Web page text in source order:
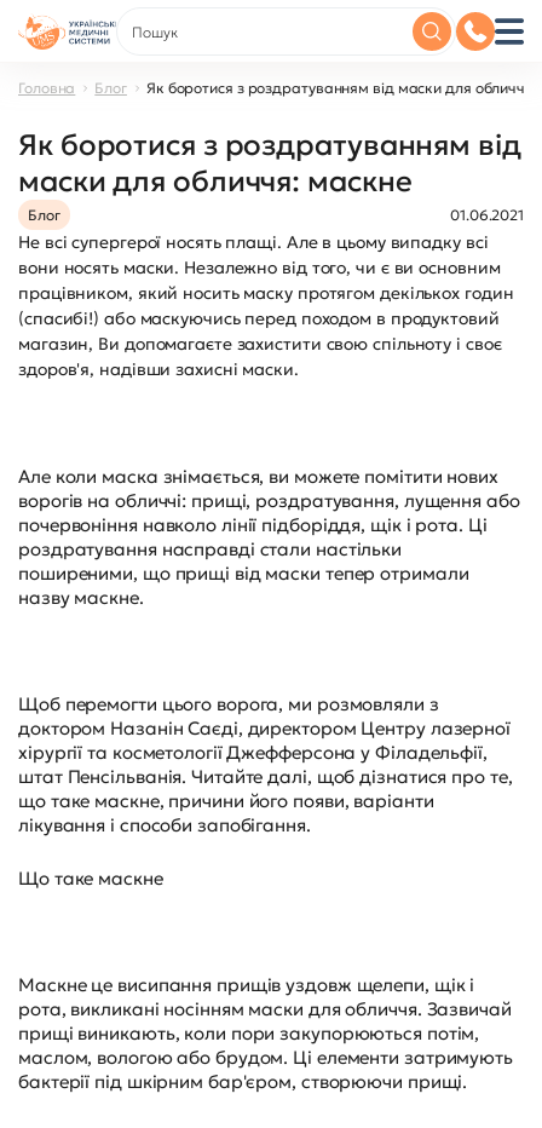
Головна Блог Як боротися з роздратуванням від маски для
Як боротися з роздратуванням від
маски для обличчя: маскне
Блог 01.06.2021
Не всі супергерої носять плащі. Але в цьому випадку всі
вони носять маски. Незалежно від того, чи є ви основним
працівником, який носить маску протягом декількох годин
(спасибі!) або маскуючись перед походом в продуктовий
магазин, Ви допомагаєте захистити свою спільноту і своє
здоров'я, надівши захисні маски.
Але коли маска знімається, ви можете помітити нових
ворогів на обличчі: прищі, роздратування, лущення або
почервоніння навколо лінії підборіддя, щік і рота. Ці
роздратування насправді стали настільки
поширеними, що прищі від маски тепер отримали
назву маскне.
Щоб перемогти цього ворога, ми розмовляли з
доктором Назанін Саєді, директором Центру лазерної
хірургії та косметології Джефферсона у Філадельфії,
штат Пенсільванія. Читайте далі, щоб дізнатися про те,
що таке маскне, причини його появи, варіанти
лікування і способи запобігання.
Що таке маскне
Маскне це висипання прищів уздовж щелепи, щік і
рота, викликані носінням маски для обличчя. Зазвичай
прищі виникають, коли пори закупорюються потім,
маслом, вологою або брудом. Ці елементи затримують
бактерії під шкірним бар'єром, створюючи прищі.